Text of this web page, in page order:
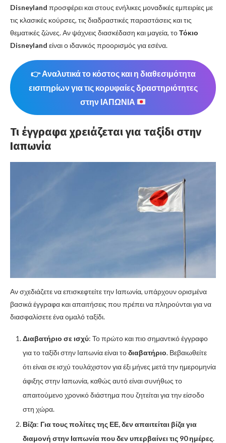
Disneyland προσφέρει και στους ενήλικες μοναδικές εμπειρίες με
τις κλασικές κούρσες, τις διαδραστικές παραστάσεις και τις
θεματικές ζώνες. Αν ψάχνεις διασκέδαση και μαγεία, τοΤόκιο
Disneyland είναι ο ιδανικός προορισμός για εσένα.
👉 Αναλυτικά το κόστος και η διαθεσιμότητα
εισιτηρίων για τις κορυφαίες δραστηριότητες
στην ΙΑΠΩΝΙΑ
Τι έγγραφα χρειάζεται για ταξίδι στην
Ιαπωνία
Αν σχεδιάζετε να επισκεφτείτε την Ιαπωνία, υπάρχουν ορισμένα
βασικά έγγραφα και απαιτήσεις που πρέπει να πληρούνται για να
διασφαλίσετε ένα ομαλό ταξίδι.
Διαβατήριο σε ισχύ: Το πρώτο και πιο σημαντικό έγγραφο
για το ταξίδι στην Ιαπωνία είναι τοδιαβατήριο. Βεβαιωθείτε
ότι είναι σε ισχύ τουλάχιστον για έξι μήνες μετά την ημερομηνία
άφιξης στην Ιαπωνία, καθώς αυτό είναι συνήθως το
απαιτούμενο χρονικό διάστημα που ζητείται για την είσοδο
στη χώρα.
Βίζα: Για τους πολίτες της ΕΕ, δεν απαιτείται βίζα για
διαμονή στην Ιαπωνία που δεν υπερβαίνει τις 90 ημέρες.